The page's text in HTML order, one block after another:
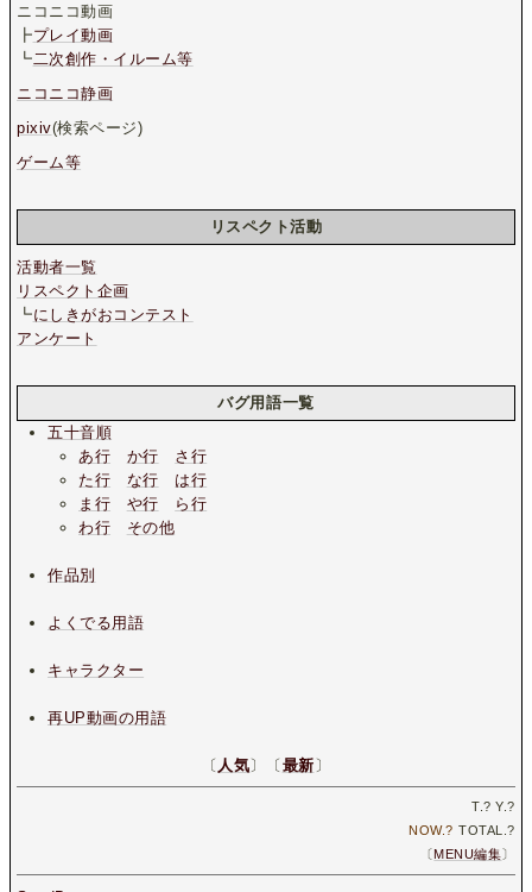
ニコニコ動画
┣プレイ動画
┗ 二次創作・イルーム等
ニコニコ静画
pixiv(検索ページ)
ゲーム等
リスペクト活動
活動者一覧
リスペクト企画
┗にしきがおコンテスト
アンケート
バグ用語一覧
五十音順
あ行
か行
さ行
た行
な行
は行
ま行
や行
ら行
わ行
その他
作品別
よくでる用語
キャラクター
再UP動画の用語
〔 人気〕〔 最新 〕
T.? Y.?
NOW.? TOTAL.?
〔 MENU編集〕